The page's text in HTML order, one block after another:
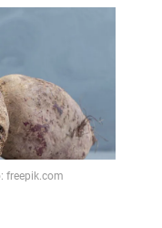
freepik.com